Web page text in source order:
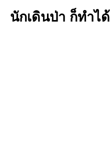
นักเดินป่า ก็ทำได้